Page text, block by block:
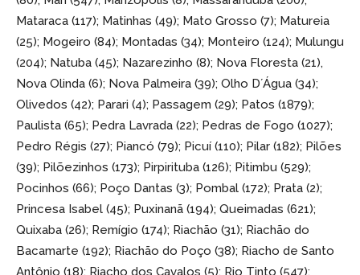
Mataraca (117); Matinhas (49); Mato Grosso (7); Matureia
(25); Mogeiro (84); Montadas (34); Monteiro (124); Mulungu
(204); Natuba (45); Nazarezinho (8); Nova Floresta (21),
Nova Olinda (6); Nova Palmeira (39); Olho D´Água (34);
Olivedos (42); Parari (4); Passagem (29); Patos (1879);
Paulista (65); Pedra Lavrada (22); Pedras de Fogo (1027);
Pedro Régis (27); Piancó (79); Picuí (110); Pilar (182); Pilões
(39); Pilõezinhos (173); Pirpirituba (126); Pitimbu (529);
Pocinhos (66); Poço Dantas (3); Pombal (172); Prata (2);
Princesa Isabel (45); Puxinanã (194); Queimadas (621);
Quixaba (26); Remígio (174); Riachão (31); Riachão do
Bacamarte (192); Riachão do Poço (38); Riacho de Santo
Antônio (18); Riacho dos Cavalos (5); Rio Tinto (547);